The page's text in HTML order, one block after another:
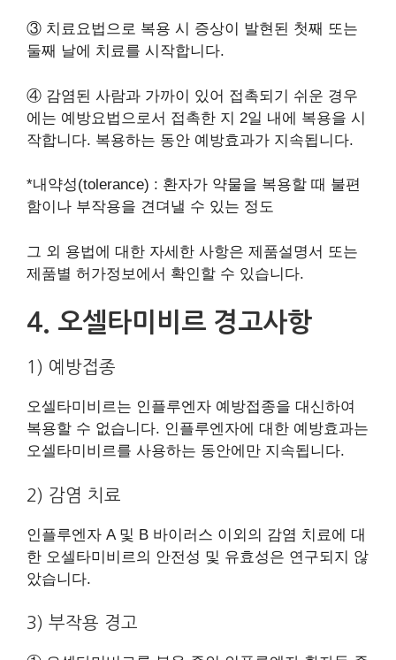
③ 치료요법으로 복용 시 증상이 발현된 첫째 또는
둘째 날에 치료를 시작합니다.
④ 감염된 사람과 가까이 있어 접촉되기 쉬운 경우
에는 예방요법으로서 접촉한 지 2일 내에 복용을 시
작합니다. 복용하는 동안 예방효과가 지속됩니다.
*내약성(tolerance) : 환자가 약물을 복용할 때 불편
함이나 부작용을 견뎌낼 수 있는 정도
그 외 용법에 대한 자세한 사항은 제품설명서 또는
제품별 허가정보에서 확인할 수 있습니다.
4. 오셀타미비르 경고사항
1) 예방접종
오셀타미비르는 인플루엔자 예방접종을 대신하여
복용할 수 없습니다. 인플루엔자에 대한 예방효과는
오셀타미비르를 사용하는 동안에만 지속됩니다.
2) 감염 치료
인플루엔자 A 및 B 바이러스 이외의 감염 치료에 대
한 오셀타미비르의 안전성 및 유효성은 연구되지 않
았습니다.
3) 부작용 경고